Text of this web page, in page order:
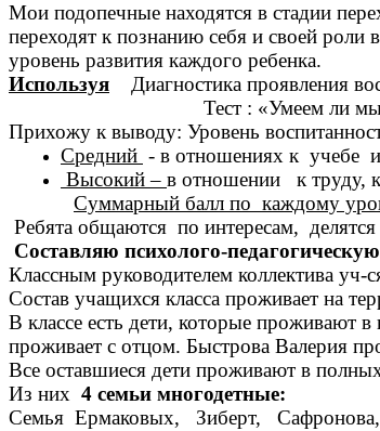
Мои подопечные находятся в стадии
переходят к познанию себя и своей
уровень развития каждого ребенка.
Используя Диагностика проявления
Тест : «Умеем ли мы
Прихожу к выводу: Уровень
Средний - в отношениях к учебе
Высокий – в отношении к труду,
Суммарный балл по каждому
Ребята общаются по интересам,
Составляю психолого-
Классным руководителем коллектива уч-
Состав учащихся класса проживает на
В классе есть дети, которые проживают
проживает с отцом. Быстрова Валерия
Все оставшиеся дети проживают в
Из них 4 семьи многодетные:
Семья Ермаковых, Зиберт,